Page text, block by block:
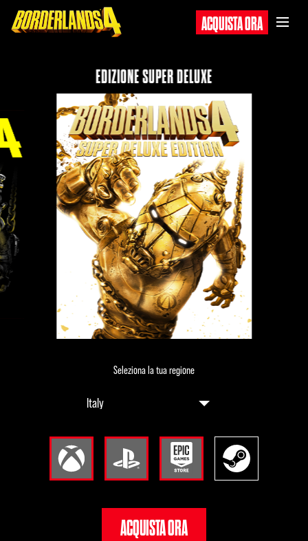
ACQUISTA ORA
EDIZIONE SUPER DELUXE
Seleziona la tua regione
ACQUISTA ORA